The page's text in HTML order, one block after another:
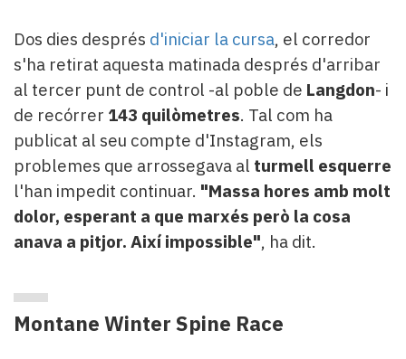
Editorial
Dos dies després d'iniciar la cursa, el corredor
s'ha retirat aquesta matinada després d'arribar
al tercer punt de control -al poble de Langdon- i
de recórrer 143 quilòmetres. Tal com ha
publicat al seu compte d'Instagram, els
problemes que arrossegava al turmell esquerre
l'han impedit continuar. "Massa hores amb molt
dolor, esperant a que marxés però la cosa
anava a pitjor. Així impossible", ha dit.
Montane Winter Spine Race